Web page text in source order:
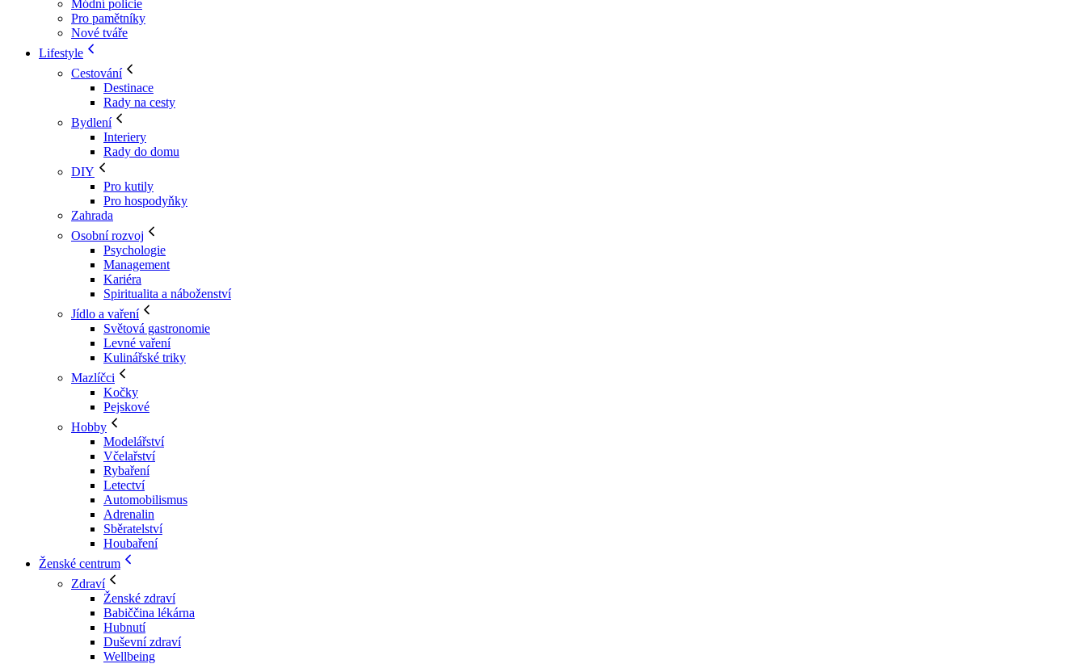
Módní policie
Pro pamětníky
Nové tváře
Lifestyle
Cestování
Destinace
Rady na cesty
Bydlení
Interiery
Rady do domu
DIY
Pro kutily
Pro hospodyňky
Zahrada
Osobní rozvoj
Psychologie
Management
Kariéra
Spiritualita a náboženství
Jídlo a vaření
Světová gastronomie
Levné vaření
Kulinářské triky
Mazlíčci
Kočky
Pejskové
Hobby
Modelářství
Včelařství
Rybaření
Letectví
Automobilismus
Adrenalin
Sběratelství
Houbaření
Ženské centrum
Zdraví
Ženské zdraví
Babiččina lékárna
Hubnutí
Duševní zdraví
Wellbeing